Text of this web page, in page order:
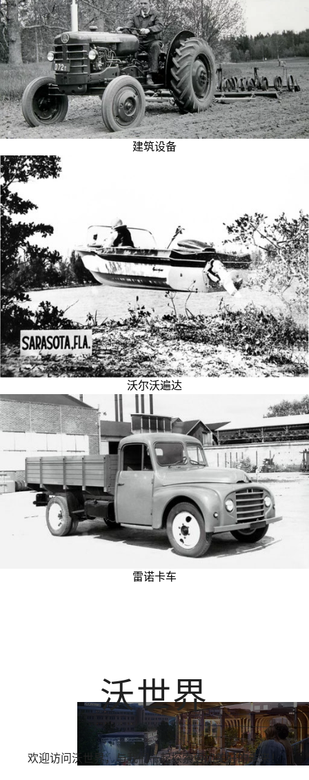
建筑设备
沃尔沃遍达
雷诺卡车
沃世界
欢迎访问沃世界，与我们一起探索更加美好的未来！